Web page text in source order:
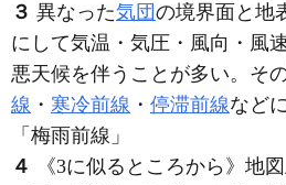
３ 異なった気団の境界面と地
にして気温・気圧・風向・風
悪天候を伴うことが多い。そ
線 ・ 寒冷前線 ・ 停滞前線など
「梅雨前線 」
４
《3に似るところから》地